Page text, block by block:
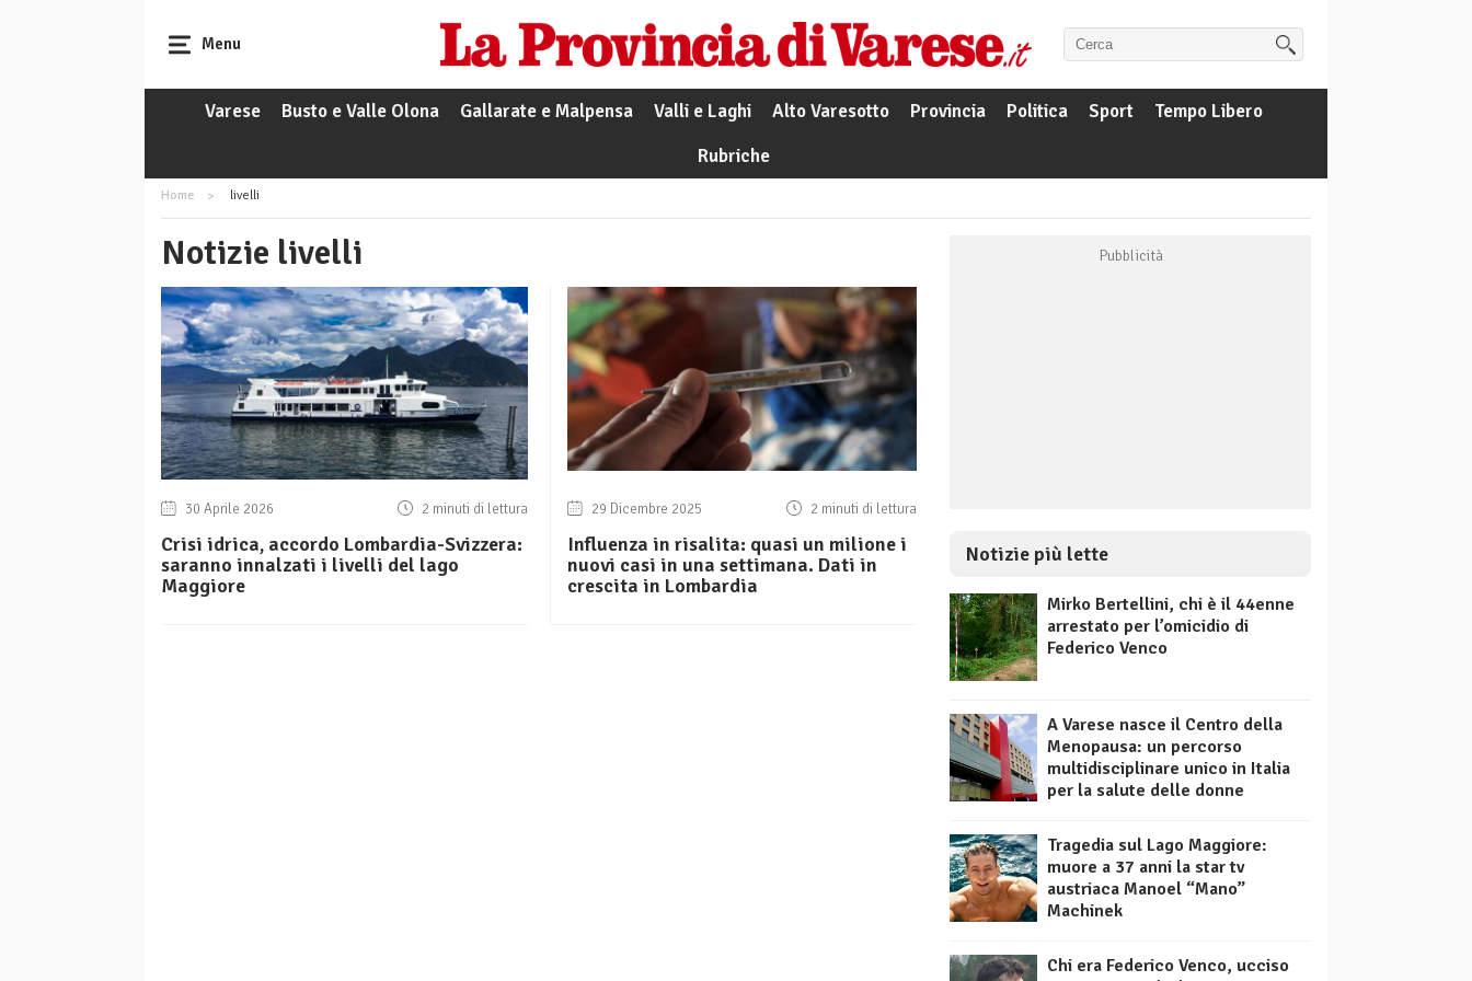
Menu
Varese Busto e Valle Olona Gallarate e Malpensa Valli e Laghi Alto Varesotto Provincia Politica Sport
Tempo Libero
Rubriche
Home livelli
Notizie livelli
30 Aprile 2026 2 minuti di lettura
Crisi idrica, accordo Lombardia-Svizzera:
saranno innalzati i livelli del lago
Maggiore
29 Dicembre 2025 2 minuti di lettura
Influenza in risalita: quasi un milione i
nuovi casi in una settimana. Dati in
crescita in Lombardia
Notizie più lette
Mirko Bertellini, chi è il 44enne
arrestato per l’omicidio di
Federico Venco
A Varese nasce il Centro della
Menopausa: un percorso
multidisciplinare unico in Italia
per la salute delle donne
Tragedia sul Lago Maggiore:
muore a 37 anni la star tv
austriaca Manoel “Mano”
Machinek
Chi era Federico Venco, ucciso